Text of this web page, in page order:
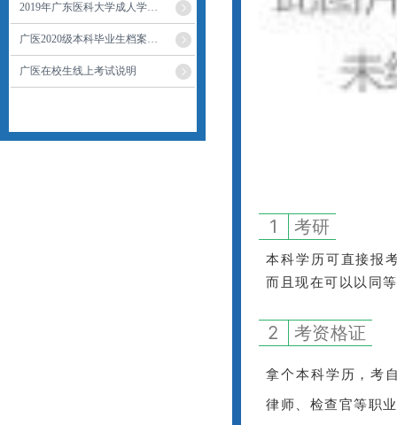
2019年广东医科大学成人学…
广医2020级本科毕业生档案…
广医在校生线上考试说明
1 考研
本科学历可直接报
而且现在可以以同
2 考资格证
拿个本科学历，考
律师、检查官等职